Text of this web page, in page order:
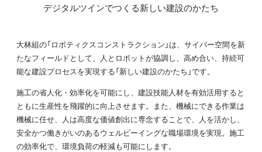
デジタルツインでつくる新しい建設のかたち
大林組の「ロボティクスコンストラクション」は、サイバー空間を新
たなフィールドとして、人とロボットが協調し、高め合い、持続可
能な建設プロセスを実現する「新しい建設のかたち」です。
施工の省人化・効率化を可能にし、建設技能人材を有効活用すると
ともに生産性を飛躍的に向上させます。また、機械にできる作業は
機械に任せ、人は高度な価値創出に専念することで、人を活かし、
安全かつ働きがいのあるウェルビーイングな職場環境を実現。施工
の効率化で、環境負荷の軽減も可能にします。